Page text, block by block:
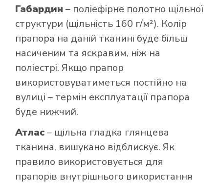
Габардин – поліефірне полотно щільної
структури (щільність 160 г/м²). Колір
прапора на даній тканині буде більш
насиченим та яскравим, ніж на
поліестрі. Якщо прапор
використовуватиметься постійно на
вулиці – термін експлуатації прапора
буде нижчий.
Атлас– щільна гладка глянцева
тканина, вишукано відблискує. Як
правило використовується для
прапорів внутрішнього використання